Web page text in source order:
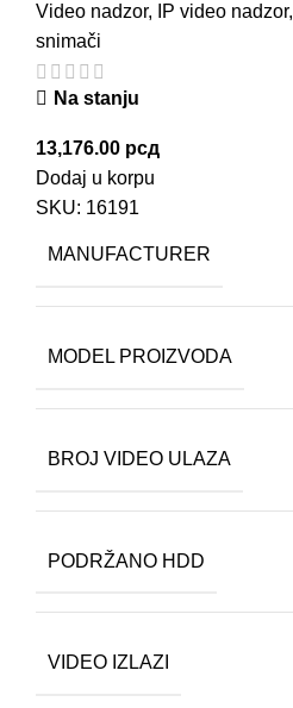
Video nadzor, IP video nadzor,
snimači
Na stanju
13,176.00 рсд
Dodaj u korpu
SKU: 16191
MANUFACTURER
MODEL PROIZVODA
BROJ VIDEO ULAZA
PODRŽANO HDD
VIDEO IZLAZI